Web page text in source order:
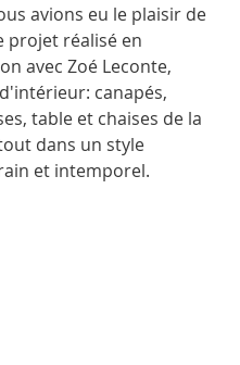
avions eu le plaisir de
projet réalisé en
avec Zoé Leconte,
canapés,
table et chaises de la
dans un style
et intemporel.